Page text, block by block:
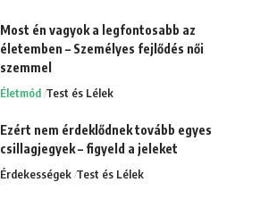
Most én vagyok a legfontosabb az
életemben – Személyes fejlődés női
szemmel
Életmód Test és Lélek
Ezért nem érdeklődnek tovább egyes
csillagjegyek – figyeld a jeleket
Érdekességek Test és Lélek